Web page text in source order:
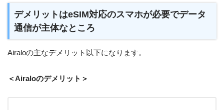
デメリットはeSIM対応のスマホが必要でデータ
通信が主体なところ
Airaloの主なデメリット以下になります。
＜Airaloのデメリット＞